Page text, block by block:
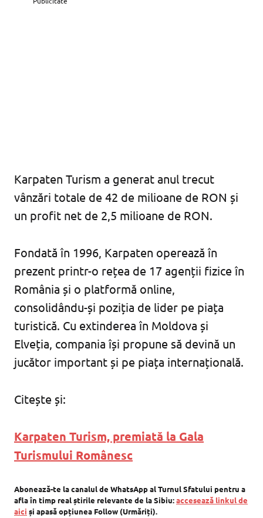
Karpaten Turism a generat anul trecut
vânzări totale de 42 de milioane de RON și
un profit net de 2,5 milioane de RON.
Fondată în 1996, Karpaten operează în
prezent printr-o rețea de 17 agenții fizice în
România și o platformă online,
consolidându-și poziția de lider pe piața
turistică. Cu extinderea în Moldova și
Elveția, compania își propune să devină un
jucător important și pe piața internațională.
Citește și:
Karpaten Turism, premiată la Gala
Turismului Românesc
Abonează-te la canalul de WhatsApp al Turnul Sfatului pentru a
afla în timp real știrile relevante de la Sibiu:accesează linkul de
aici și apasă opțiunea Follow (Urmăriți).